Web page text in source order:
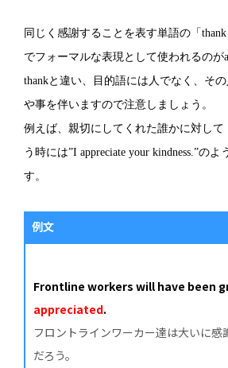
同じく感謝することを表す単語の「
でフォーマルな表現として使われるのが
thankと違い、目的語には人でなく、そ
や事を伴いますので注意しましょう。
例えば、親切にしてくれた誰かに対し
う時には”I appreciate your kindness.”のよ
す。
例文
Frontline workers will have been
appreciated.
フロントラインワーカー達は大いに感
だろう。